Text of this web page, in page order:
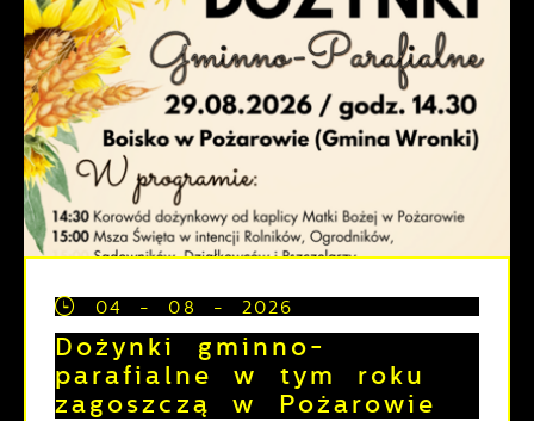
04 - 08 - 2026
Dożynki gminno-
parafialne w tym roku
zagoszczą w Pożarowie